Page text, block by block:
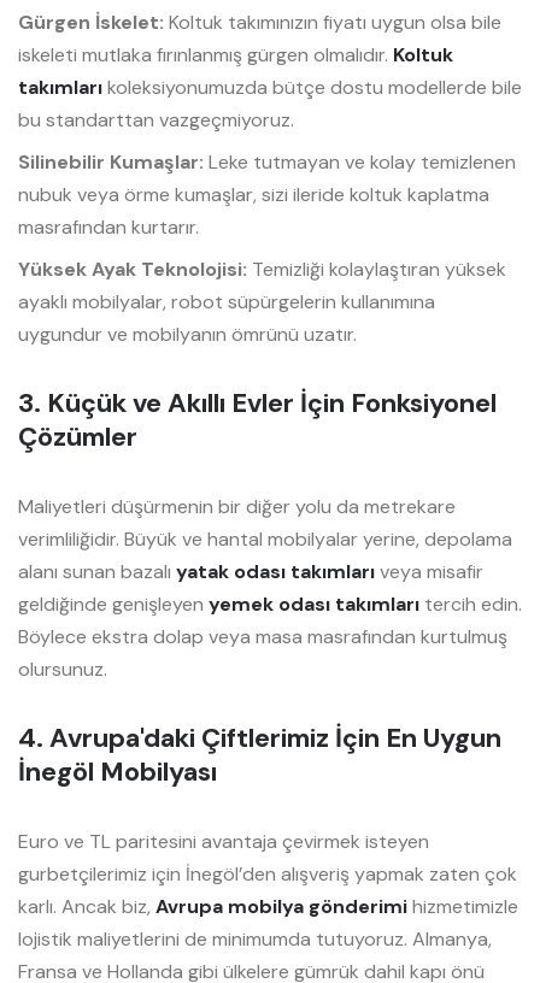
Gürgen İskelet: Koltuk takımınızın fiyatı uygun olsa bile
iskeleti mutlaka fırınlanmış gürgen olmalıdır. Koltuk
takımlarıkoleksiyonumuzda bütçe dostu modellerde bile
bu standarttan vazgeçmiyoruz.
Silinebilir Kumaşlar: Leke tutmayan ve kolay temizlenen
nubuk veya örme kumaşlar, sizi ileride koltuk kaplatma
masrafından kurtarır.
Yüksek Ayak Teknolojisi: Temizliği kolaylaştıran yüksek
ayaklı mobilyalar, robot süpürgelerin kullanımına
uygundur ve mobilyanın ömrünü uzatır.
3. Küçük ve Akıllı Evler İçin Fonksiyonel
Çözümler
Maliyetleri düşürmenin bir diğer yolu da metrekare
verimliliğidir. Büyük ve hantal mobilyalar yerine, depolama
alanı sunan bazalı yatak odası takımlarıveya misafir
geldiğinde genişleyen yemek odası takımları tercih edin.
Böylece ekstra dolap veya masa masrafından kurtulmuş
olursunuz.
4. Avrupa'daki Çiftlerimiz İçin En Uygun
İnegöl Mobilyası
Euro ve TL paritesini avantaja çevirmek isteyen
gurbetçilerimiz için İnegöl’den alışveriş yapmak zaten çok
karlı. Ancak biz, Avrupa mobilya gönderimihizmetimizle
lojistik maliyetlerini de minimumda tutuyoruz. Almanya,
Fransa ve Hollanda gibi ülkelere gümrük dahil kapı önü